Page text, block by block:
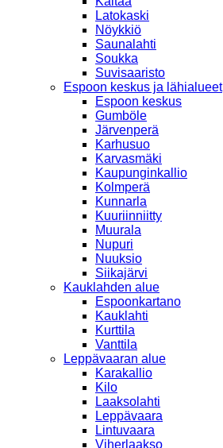
Latokaski
Nöykkiö
Saunalahti
Soukka
Suvisaaristo
Espoon keskus ja lähialueet
Espoon keskus
Gumböle
Järvenperä
Karhusuo
Karvasmäki
Kaupunginkallio
Kolmperä
Kunnarla
Kuuriinniitty
Muurala
Nupuri
Nuuksio
Siikajärvi
Kauklahden alue
Espoonkartano
Kauklahti
Kurttila
Vanttila
Leppävaaran alue
Karakallio
Kilo
Laaksolahti
Leppävaara
Lintuvaara
Viherlaakso